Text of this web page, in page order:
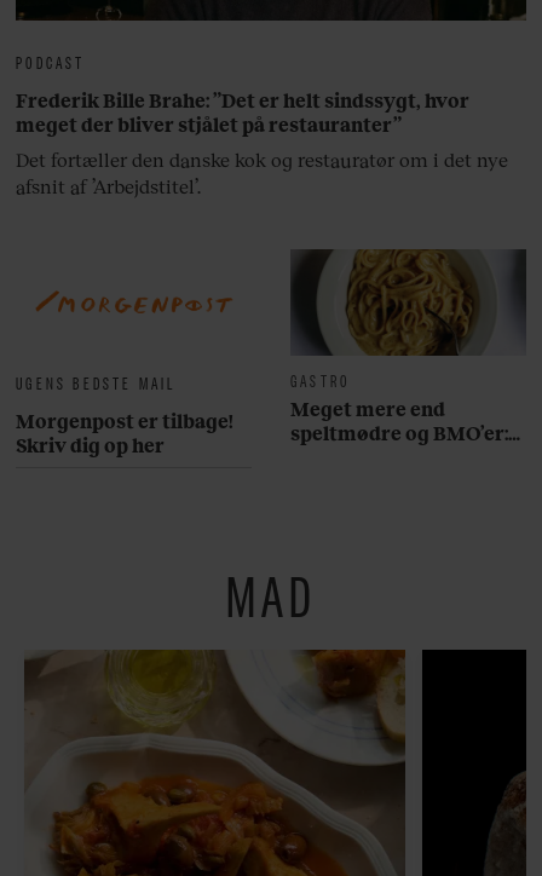
UGENS BEDSTE MAIL
Morgenpost er tilbage!
Skriv dig op her
GASTRO
Meget mere end
speltmødre og BMO’er:
PODCAST
Frederik Bille Brahe: ”Det er helt sindssygt, hvor
meget der bliver stjålet på restauranter”
Det fortæller den danske kok og restauratør om i det nye
afsnit af ’Arbejdstitel’.
MAD